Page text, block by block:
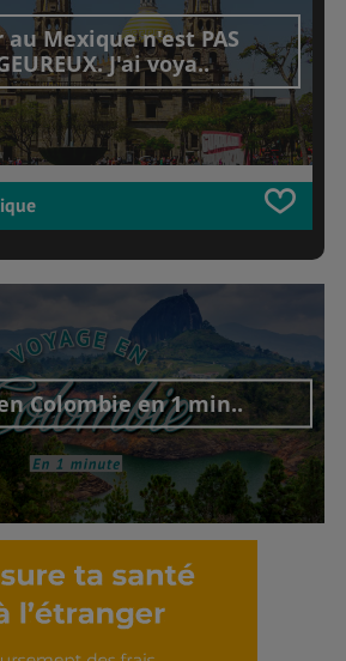
au Mexique n'est PAS
J'ai voya..
Colombie en 1 min..
cet interview